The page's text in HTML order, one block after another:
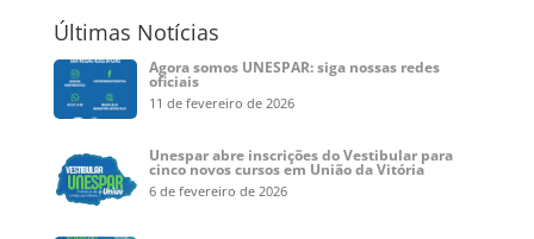
Últimas Notícias
Agora somos UNESPAR: siga nossas redes
oficiais
11 de fevereiro de 2026
Unespar abre inscrições do Vestibular para
cinco novos cursos em União da Vitória
6 de fevereiro de 2026